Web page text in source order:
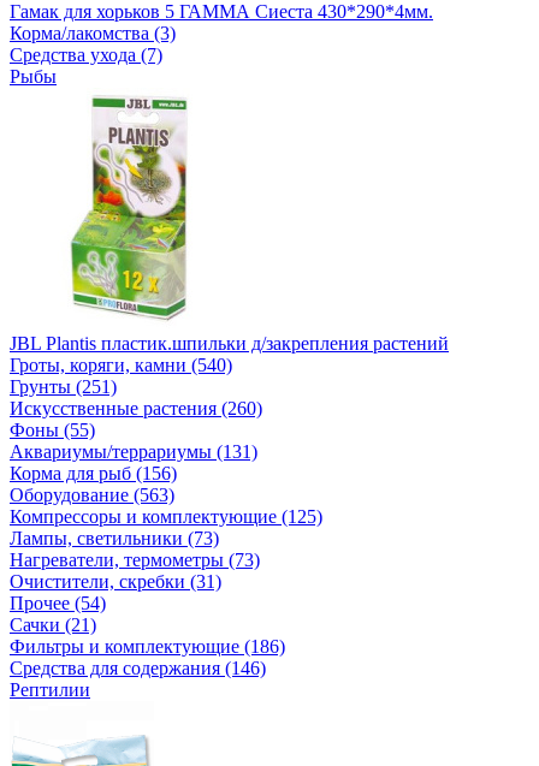
Гамак для хорьков 5 ГАММА Сиеста 430*290*4мм.
Корма/лакомства (3)
Средства ухода (7)
Рыбы
JBL Plantis пластик.шпильки д/закрепления растений
Гроты, коряги, камни (540)
Грунты (251)
Искусственные растения (260)
Фоны (55)
Аквариумы/террариумы (131)
Корма для рыб (156)
Оборудование (563)
Компрессоры и комплектующие (125)
Лампы, светильники (73)
Нагреватели, термометры (73)
Очистители, скребки (31)
Прочее (54)
Сачки (21)
Фильтры и комплектующие (186)
Средства для содержания (146)
Рептилии